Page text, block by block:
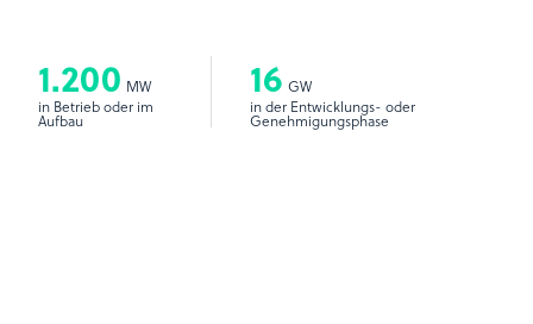
1.200 MW
in Betrieb oder im
Aufbau
16 GW
in der Entwicklungs- oder
Genehmigungsphase